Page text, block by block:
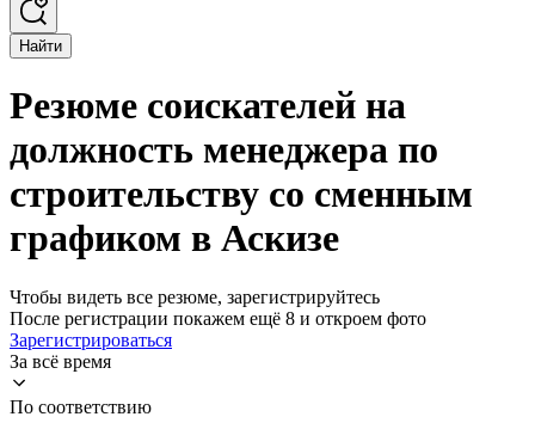
Найти
Резюме соискателей на
должность менеджера по
строительству со сменным
графиком в Аскизе
Чтобы видеть все резюме, зарегистрируйтесь
После регистрации покажем ещё 8 и откроем фото
Зарегистрироваться
За всё время
По соответствию